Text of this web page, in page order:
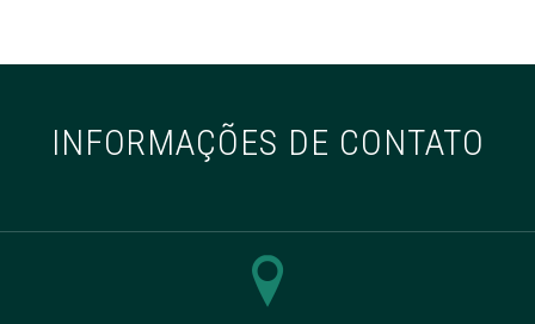
INFORMAÇÕES DE CONTATO